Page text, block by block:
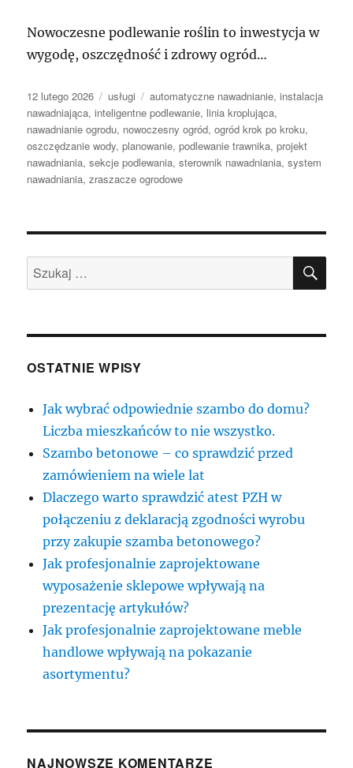
Nowoczesne podlewanie roślin to inwestycja w
wygodę, oszczędność i zdrowy ogród…
Data
publikacji
12 lutego 2026 Kategorie
usługi Tagi
automatyczne nawadnianie,instalacja
nawadniająca,inteligentne podlewanie, linia kroplująca,
nawadnianie ogrodu, nowoczesny ogród,ogród krok po kroku,
oszczędzanie wody,planowanie,podlewanie trawnika,projekt
nawadniania,sekcje podlewania,sterownik nawadniania,system
nawadniania,zraszacze ogrodowe
Szukaj:
OSTATNIE WPISY
Jak wybrać odpowiednie szambo do domu?
Liczba mieszkańców to nie wszystko.
Szambo betonowe – co sprawdzić przed
zamówieniem na wiele lat
Dlaczego warto sprawdzić atest PZH w
połączeniu z deklaracją zgodności wyrobu
przy zakupie szamba betonowego?
Jak profesjonalnie zaprojektowane
wyposażenie sklepowe wpływają na
prezentację artykułów?
Jak profesjonalnie zaprojektowane meble
handlowe wpływają na pokazanie
asortymentu?
NAJNOWSZE KOMENTARZE